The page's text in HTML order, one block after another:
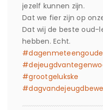
jezelf kunnen zijn.
Dat we fier zijn op
Dat wij de beste oud-
hebben. Echt.
#grootgelukske